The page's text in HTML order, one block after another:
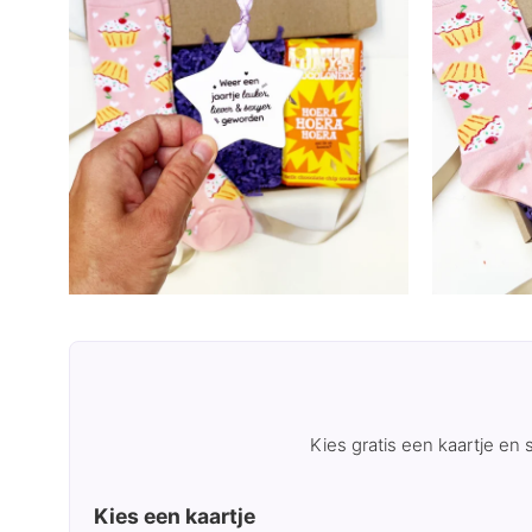
Kies gratis een kaartje en
Kies een kaartje